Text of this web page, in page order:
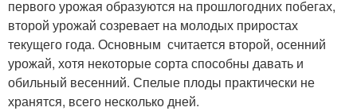
первого урожая образуются на прошлогодних побегах,
второй урожай созревает на молодых приростах
текущего года. Основным считается второй, осенний
урожай, хотя некоторые сорта способны давать и
обильный весенний. Спелые плоды практически не
хранятся, всего несколько дней.